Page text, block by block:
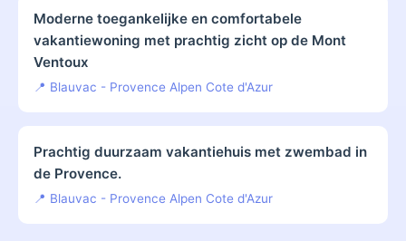
Moderne toegankelijke en comfortabele
vakantiewoning met prachtig zicht op de Mont
Ventoux
📍 Blauvac - Provence Alpen Cote d'Azur
Prachtig duurzaam vakantiehuis met zwembad in
de Provence.
📍 Blauvac - Provence Alpen Cote d'Azur